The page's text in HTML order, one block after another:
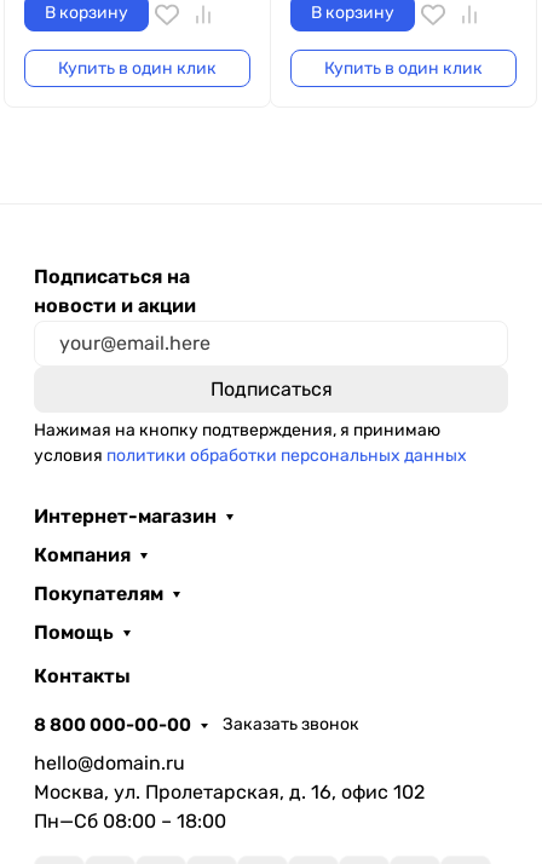
В корзину
Купить в один клик
В корзину
Купить в один клик
Подписаться на
новости и акции
Нажимая на кнопку подтверждения, я принимаю
условия политики обработки персональных данных
Интернет-магазин
Компания
Покупателям
Помощь
Контакты
8 800 000-00-00 Заказать звонок
hello@domain.ru
Москва, ул. Пролетарская, д. 16, офис 102
Пн—Сб 08:00 – 18:00